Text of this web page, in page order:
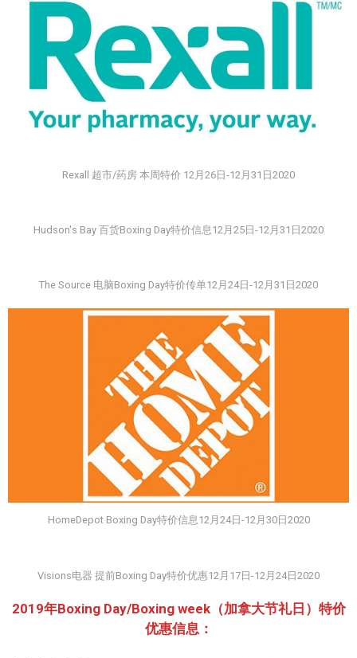
Rexall 超市/药房 本周特价 12月26日-12月31日2020
Hudson's Bay 百货Boxing Day特价信息12月25日-12月31日2020
The Source 电脑Boxing Day特价传单12月24日-12月31日2020
HomeDepot Boxing Day特价信息12月24日-12月30日2020
Visions电器 提前Boxing Day特价优惠12月17日-12月24日2020
2019年Boxing Day/Boxing week（加拿大节礼日）特价
优惠信息：